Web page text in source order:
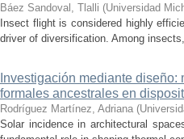
Báez Sandoval, Tlalli (Universidad
Insect flight is considered highly
driver of diversification. Among
Investigación mediante
formales ancestrales en
Rodríguez Martínez, Adriana (
Solar incidence in architectural